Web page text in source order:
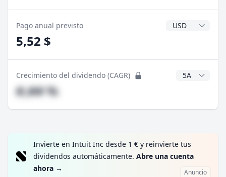
Pago anual previsto Divisa del
5,52 $
Crecimiento del dividendo (CAGR) Años CAGR
#,## %
Invierte en Intuit Inc desde 1 € y reinvierte tus
dividendos automáticamente. Abre una cuenta
ahora → Anuncio